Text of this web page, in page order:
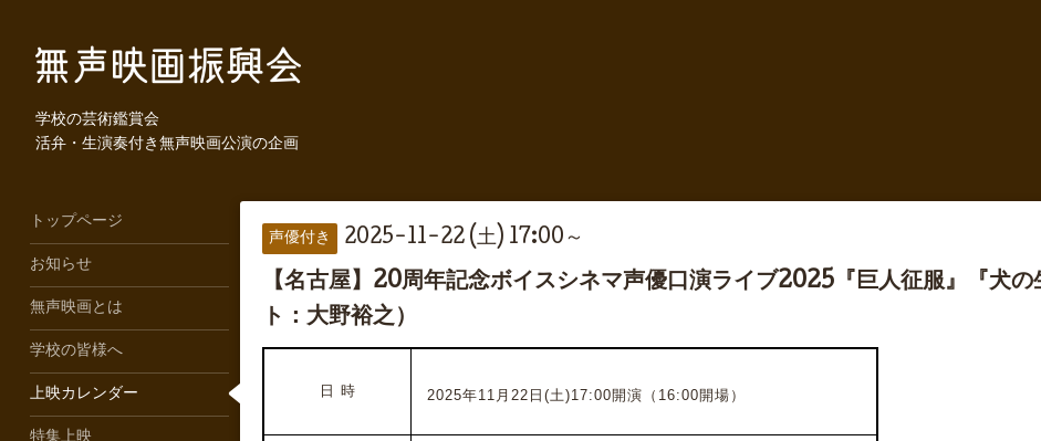
学校の芸術鑑賞会
活弁・生演奏付き無声映画公演の企画
声優付き 2025-11-22 (土) 17:00～
【名古屋】20周年記念ボイスシネマ声優口演ライブ2025『巨人征服』『犬
ト：大野裕之）
日 時 2025年11月22日(土)17:00開演（16:00開場）
トップページ
お知らせ
無声映画とは
学校の皆様へ
上映カレンダー